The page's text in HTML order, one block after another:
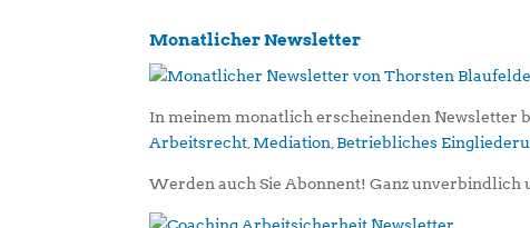
Monatlicher Newsletter
In meinem monatlich erscheinenden Newsletter
Arbeitsrecht,Mediation,Betriebliches
Werden auch Sie Abonnent! Ganz unverbindlich